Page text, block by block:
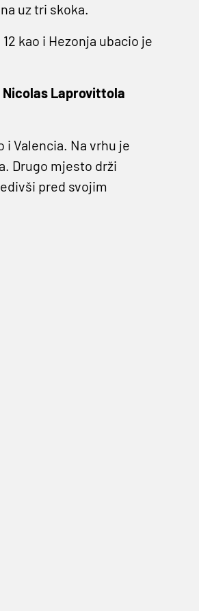
uz tri skoka.
kao i Hezonja ubacio je
Nicolas Laprovittola
i Valencia. Na vrhu je
Drugo mjesto drži
pred svojim